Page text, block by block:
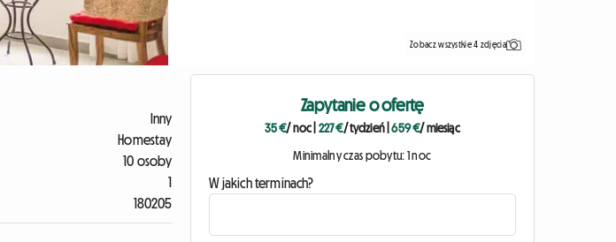
Zobacz wszystkie 4 zdjęcia
Inny
Homestay
10 osoby
1
180205
Zapytanie o ofertę
35 €/ noc 227 €/ tydzień|659 €/ miesiąc
Minimalny czas pobytu: 1 noc
W jakich terminach?